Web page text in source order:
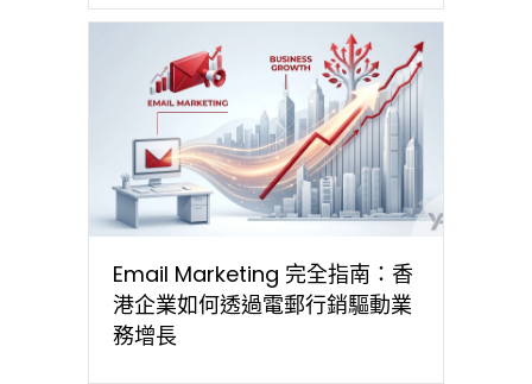
Email Marketing 完全指南：香
港企業如何透過電郵行銷驅動業
務增長